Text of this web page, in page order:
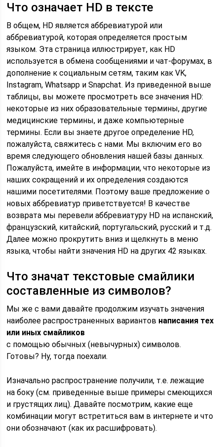
Что означает HD в тексте
В общем, HD является аббревиатурой или
аббревиатурой, которая определяется простым
языком. Эта страница иллюстрирует, как HD
используется в обмена сообщениями и чат-форумах, в
дополнение к социальным сетям, таким как VK,
Instagram, Whatsapp и Snapchat. Из приведенной выше
таблицы, вы можете просмотреть все значения HD:
некоторые из них образовательные термины, другие
медицинские термины, и даже компьютерные
термины. Если вы знаете другое определение HD,
пожалуйста, свяжитесь с нами. Мы включим его во
время следующего обновления нашей базы данных.
Пожалуйста, имейте в информации, что некоторые из
наших сокращений и их определения создаются
нашими посетителями. Поэтому ваше предложение о
новых аббревиатур приветствуется! В качестве
возврата мы перевели аббревиатуру HD на испанский,
французский, китайский, португальский, русский и т.д.
Далее можно прокрутить вниз и щелкнуть в меню
языка, чтобы найти значения HD на других 42 языках.
Что значат текстовые смайлики
составленные из символов?
Мы же с вами давайте продолжим изучать значения
наиболее распространенных вариантов написания тех
или иных смайликов
с помощью обычных (невычурных) символов.
Готовы? Ну, тогда поехали.
Изначально распространение получили, т.е. лежащие
на боку (см. приведенные выше примеры смеющихся
и грустящих лиц). Давайте посмотрим, какие еще
комбинации могут встретиться вам в интернете и что
они обозначают (как их расшифровать).